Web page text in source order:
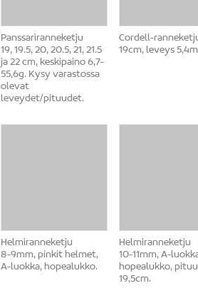
Panssariranneketju
19, 19.5, 20, 20.5, 21, 21.5
ja 22 cm, keskipaino 6,7-
55,6g. Kysy varastossa
olevat
leveydet/pituudet.
Cordell-
19cm, leveys
Helmiranneketju
8-9mm, pinkit helmet,
A-luokka, hopealukko.
Helmiranneketju
10-11mm, A-
hopealukko,
19,5cm.